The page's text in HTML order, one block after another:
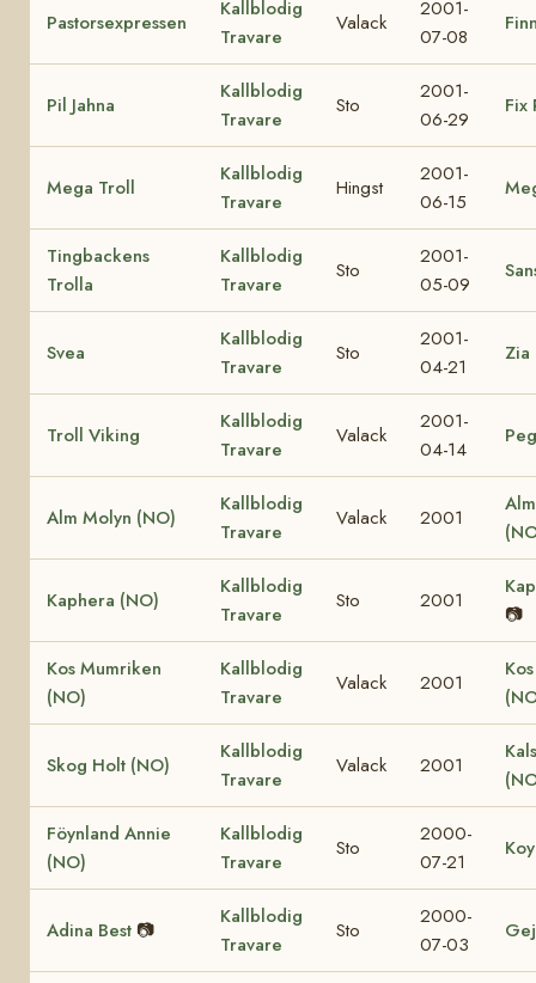
Pastorsexpressen
Kallblodig
Travare
Valack
2001-
07-08
Pil Jahna
Kallblodig
Travare
Sto
2001-
06-29
Fix
Mega Troll
Kallblodig
Travare
Hingst
2001-
06-15
Tingbackens
Trolla
Kallblodig
Travare
Sto
2001-
05-09
Svea
Kallblodig
Travare
Sto
2001-
04-21
Zia
Troll Viking
Kallblodig
Travare
Valack
2001-
04-14
Alm Molyn (NO)
Kallblodig
Travare
Valack 2001
Kaphera (NO)
Kallblodig
Travare
Sto 2001
📷
Kos Mumriken
(NO)
Kallblodig
Travare
Valack 2001
Skog Holt (NO)
Kallblodig
Travare
Valack 2001
Föynland Annie
(NO)
Kallblodig
Travare
Sto
2000-
07-21
Adina Best 📷
Kallblodig
Travare
Sto
2000-
07-03